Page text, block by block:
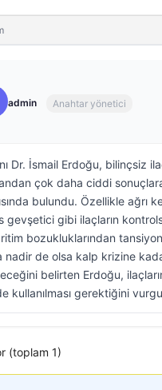
admin Anahtar yönetici
Dr. İsmail Erdoğu, bilinçsiz
çok daha ciddi
bulundu. Özellikle ağrı
gevşetici gibi ilaçların
ritim bozukluklarından tansiyon
nadir de olsa kalp krizine
belirten Erdoğu,
kullanılması gerektiğini
(toplam 1)